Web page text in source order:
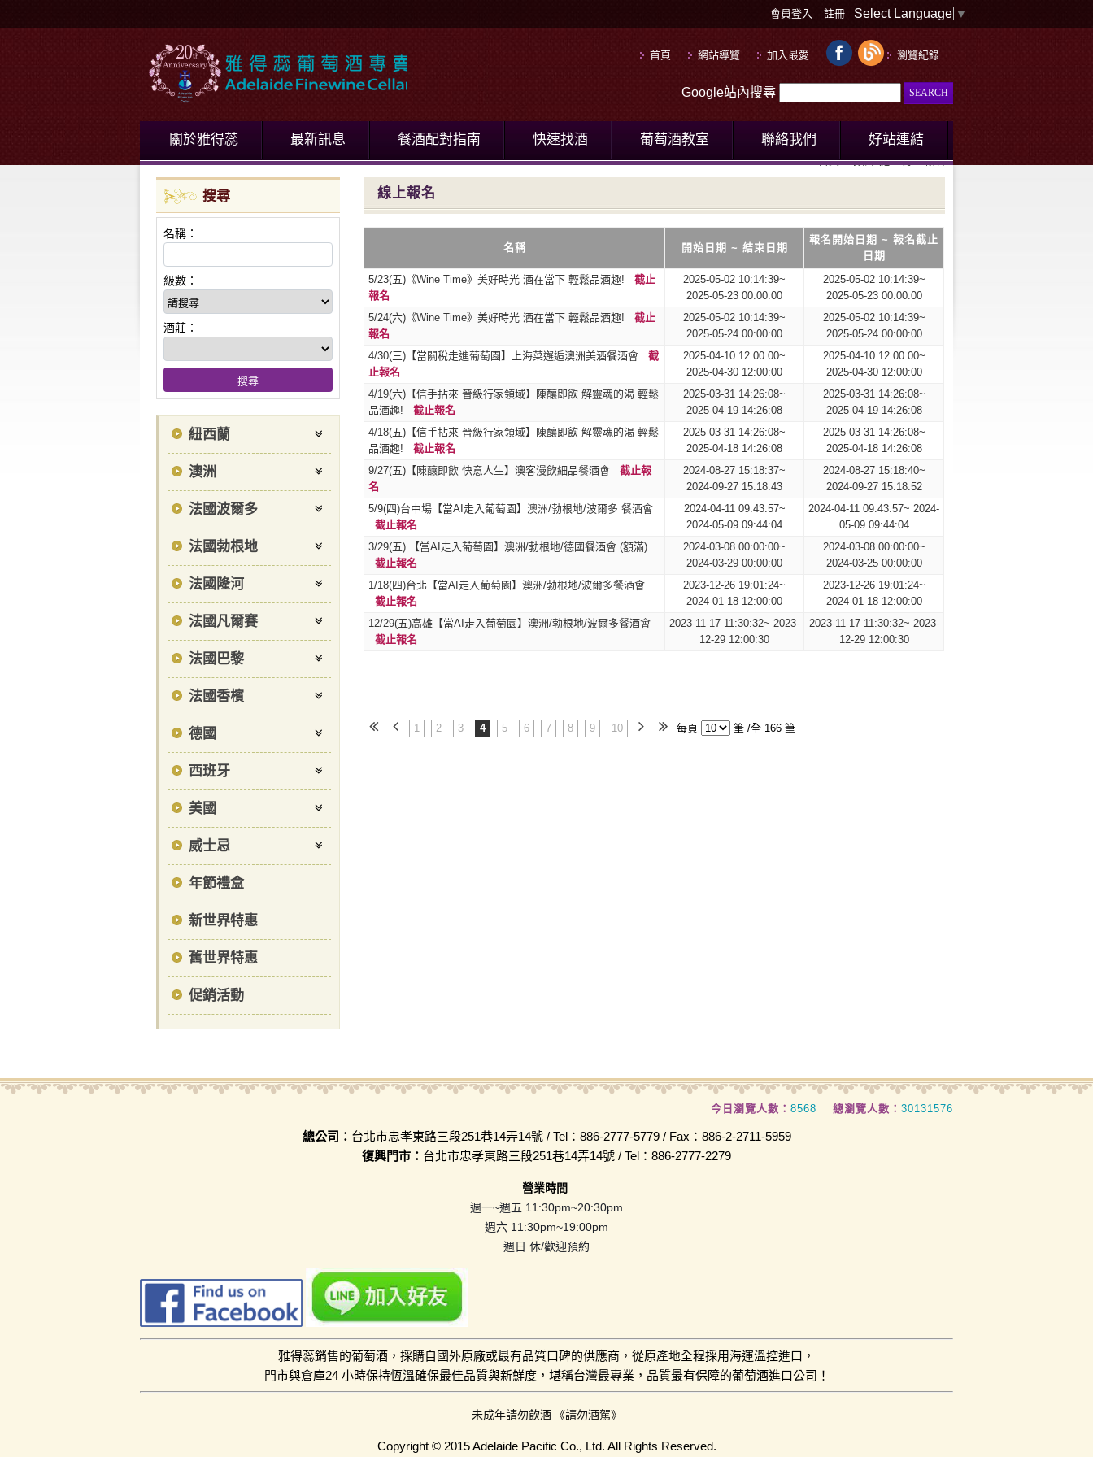
Select Language ▼
會員登入 註冊
首頁 網站導覽 加入最愛 瀏覽紀錄
Google站內搜尋
關於雅得蕊 最新訊息 餐酒配對指南 快速找酒 葡萄酒教室 聯絡我們 好站連結
首頁 最新訊息 線上報名
搜尋
名稱：
級數：
酒莊：
紐西蘭
澳洲
法國波爾多
法國勃根地
法國隆河
法國凡爾賽
法國巴黎
法國香檳
德國
西班牙
美國
威士忌
年節禮盒
新世界特惠
舊世界特惠
促銷活動
線上報名
名稱 開始日期 ~ 結束日期
報名開始日期 ~ 報名截止
日期
5/23(五)《Wine Time》美好時光 酒在當下 輕鬆品酒趣!截止
報名
2025-05-02 10:14:39~
2025-05-23 00:00:00
2025-05-02 10:14:39~
2025-05-23 00:00:00
5/24(六)《Wine Time》美好時光 酒在當下 輕鬆品酒趣!截止
報名
2025-05-02 10:14:39~
2025-05-24 00:00:00
2025-05-02 10:14:39~
2025-05-24 00:00:00
​4/30(三)【當關稅走進葡萄園】上海菜邂逅澳洲美酒餐酒會截
止報名
2025-04-10 12:00:00~
2025-04-30 12:00:00
2025-04-10 12:00:00~
2025-04-30 12:00:00
4/19(六)【信手拈來 晉級行家領域】陳釀即飲 解靈魂的渴 輕鬆
品酒趣!截止報名
2025-03-31 14:26:08~
2025-04-19 14:26:08
2025-03-31 14:26:08~
2025-04-19 14:26:08
4/18(五)【信手拈來 晉級行家領域】陳釀即飲 解靈魂的渴 輕鬆
品酒趣!截止報名
2025-03-31 14:26:08~
2025-04-18 14:26:08
2025-03-31 14:26:08~
2025-04-18 14:26:08
​9/27(五)【陳釀即飲 快意人生】澳客漫飲細品餐酒會截止報
名
2024-08-27 15:18:37~
2024-09-27 15:18:43
2024-08-27 15:18:40~
2024-09-27 15:18:52
5/9(四)台中場【當AI走入葡萄園】澳洲/勃根地/波爾多 餐酒會
截止報名
2024-04-11 09:43:57~
2024-05-09 09:44:04
2024-04-11 09:43:57~ 2024-
05-09 09:44:04
​3/29(五) 【當AI走入葡萄園】澳洲/勃根地/德國餐酒會 (額滿)
截止報名
2024-03-08 00:00:00~
2024-03-29 00:00:00
2024-03-08 00:00:00~
2024-03-25 00:00:00
​1/18(四)台北【當AI走入葡萄園】澳洲/勃根地/波爾多餐酒會
截止報名
2023-12-26 19:01:24~
2024-01-18 12:00:00
2023-12-26 19:01:24~
2024-01-18 12:00:00
12/29(五)高雄【當AI走入葡萄園】澳洲/勃根地/波爾多餐酒會
截止報名
2023-11-17 11:30:32~ 2023-
12-29 12:00:30
2023-11-17 11:30:32~ 2023-
12-29 12:00:30
1 2 3 4 5 6 7 8 9 10 每頁 筆 /全 166 筆
今日瀏覽人數： 8568 總瀏覽人數： 30131576
總公司： 台北市忠孝東路三段251巷14弄14號 / Tel：886-2777-5779 / Fax：886-2-2711-5959
復興門市： 台北市忠孝東路三段251巷14弄14號 / Tel：886-2777-2279
營業時間
週一~週五 11:30pm~20:30pm
週六 11:30pm~19:00pm
週日 休/歡迎預約
雅得蕊銷售的葡萄酒，採購自國外原廠或最有品質口碑的供應商，從原產地全程採用海運溫控進口，
門市與倉庫24 小時保持恆溫確保最佳品質與新鮮度，堪稱台灣最專業，品質最有保障的葡萄酒進口公司！
未成年請勿飲酒 《請勿酒駕》
Copyright © 2015 Adelaide Pacific Co., Ltd. All Rights Reserved.